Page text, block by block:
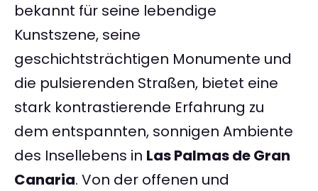
bekannt für seine lebendige
Kunstszene, seine
geschichtsträchtigen Monumente und
die pulsierenden Straßen, bietet eine
stark kontrastierende Erfahrung zu
dem entspannten, sonnigen Ambiente
des Insellebens in Las Palmas de Gran
Canaria. Von der offenen und